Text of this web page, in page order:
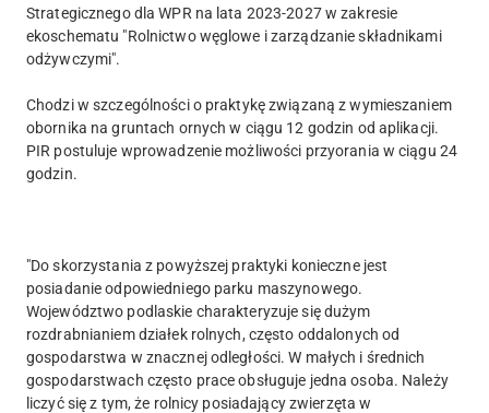
Strategicznego dla WPR na lata 2023-2027 w zakresie
ekoschematu "Rolnictwo węglowe i zarządzanie składnikami
odżywczymi".
Chodzi w szczególności o praktykę związaną z wymieszaniem
obornika na gruntach ornych w ciągu 12 godzin od aplikacji.
PIR postuluje wprowadzenie możliwości przyorania w ciągu 24
godzin.
"Do skorzystania z powyższej praktyki konieczne jest
posiadanie odpowiedniego parku maszynowego.
Województwo podlaskie charakteryzuje się dużym
rozdrabnianiem działek rolnych, często oddalonych od
gospodarstwa w znacznej odległości. W małych i średnich
gospodarstwach często prace obsługuje jedna osoba. Należy
liczyć się z tym, że rolnicy posiadający zwierzęta w